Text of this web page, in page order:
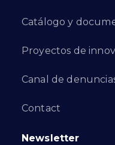
Catálogo y
Proyectos de
Canal de
Contact
Newsletter